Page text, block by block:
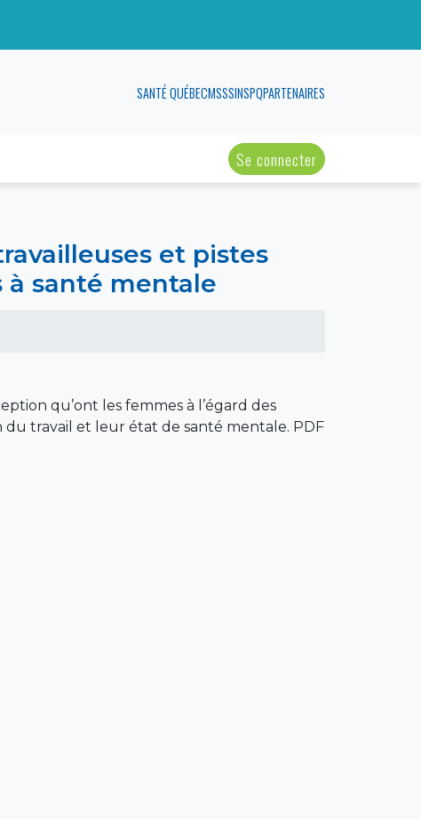
SANTÉ QUÉBECMSSSINSPQPARTENAIRES
Se connecter
et pistes
à santé mentale
qu’ont les femmes à l’égard des
du travail et leur état de santé mentale. PDF